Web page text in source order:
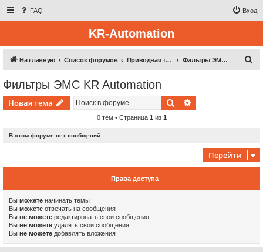
FAQ Вход
KR-Automation
На главную Список форумов Приводная техника Фильтры ЭМС KR Automation
Фильтры ЭМС KR Automation
Новая тема Поиск
0 тем • Страница 1 из 1
В этом форуме нет сообщений.
Перейти
Права доступа
Вы можете начинать темы
Вы можете отвечать на сообщения
Вы не можете редактировать свои сообщения
Вы не можете удалять свои сообщения
Вы не можете добавлять вложения